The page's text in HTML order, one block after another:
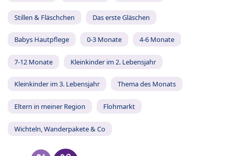
Stillen & Fläschchen Das erste Gläschen
Babys Hautpflege 0-3 Monate 4-6 Monate
7-12 Monate Kleinkinder im 2. Lebensjahr
Kleinkinder im 3. Lebensjahr Thema des Monats
Eltern in meiner Region Flohmarkt
Wichteln, Wanderpakete & Co